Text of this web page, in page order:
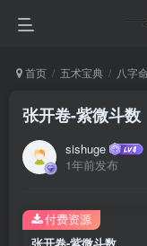
首页 五术宝典 八字
张开卷-紫微斗数
sishuge
1年前发布
付费资源